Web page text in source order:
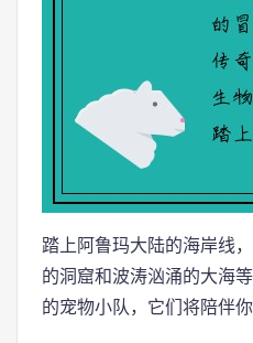
踏上阿鲁玛大陆的海岸线
的洞窟和波涛汹涌的大海
的宠物小队，它们将陪伴